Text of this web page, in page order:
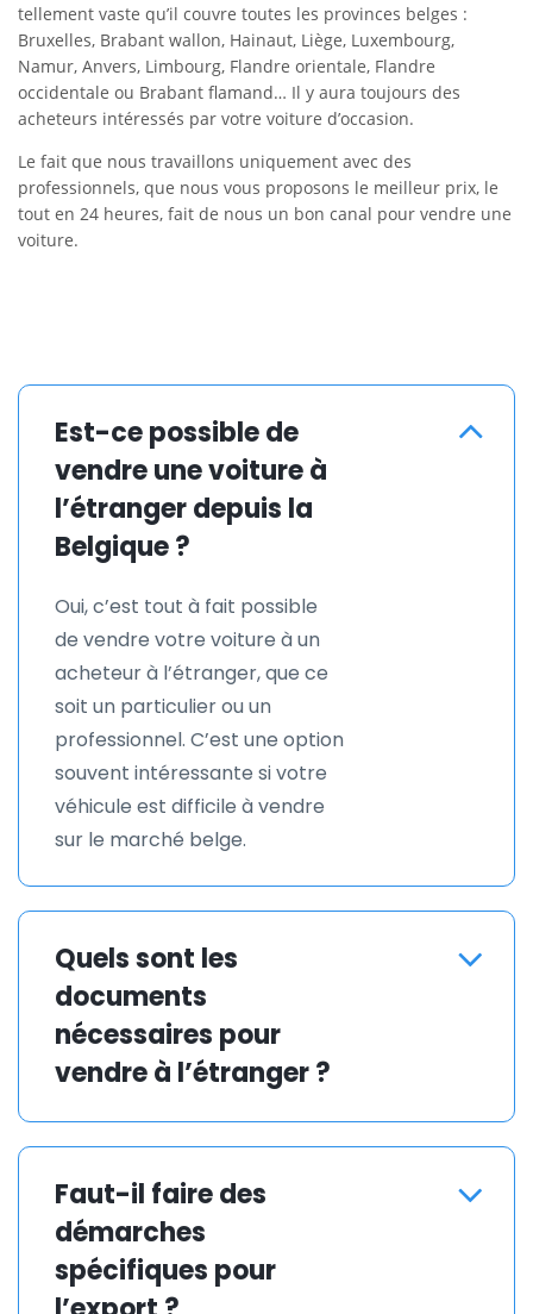
tellement vaste qu’il couvre toutes les provinces belges :
Bruxelles, Brabant wallon, Hainaut, Liège, Luxembourg,
Namur, Anvers, Limbourg, Flandre orientale, Flandre
occidentale ou Brabant flamand… Il y aura toujours des
acheteurs intéressés par votre voiture d’occasion.
Le fait que nous travaillons uniquement avec des
professionnels, que nous vous proposons le meilleur prix, le
tout en 24 heures, fait de nous un bon canal pour vendre une
voiture.
Est-ce possible de
vendre une voiture à
l’étranger depuis la
Belgique ?
Oui, c’est tout à fait possible
de vendre votre voiture à un
acheteur à l’étranger, que ce
soit un particulier ou un
professionnel. C’est une option
souvent intéressante si votre
véhicule est difficile à vendre
sur le marché belge.
Quels sont les
documents
nécessaires pour
vendre à l’étranger ?
de : ✅ La carte grise (certificat
d’immatriculation). ✅ Un
certificat de cession. ✅ Le
certificat de conformité (si
Faut-il faire des
démarches
spécifiques pour